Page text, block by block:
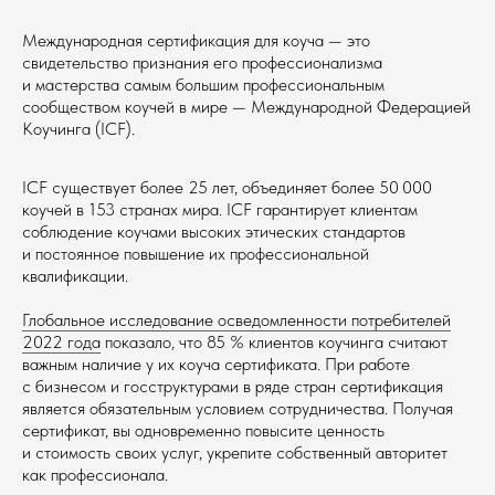
Международная сертификация для коуча — это
свидетельство признания его профессионализма
и мастерства самым большим профессиональным
сообществом коучей в мире — Международной Федерацией
Коучинга (ICF).
ICF существует более 25 лет, объединяет более 50 000
коучей в 153 странах мира. ICF гарантирует клиентам
соблюдение коучами высоких этических стандартов
и постоянное повышение их профессиональной
квалификации.
Глобальное исследование осведомленности потребителей
2022 года показало, что 85 % клиентов коучинга считают
важным наличие у их коуча сертификата. При работе
с бизнесом и госструктурами в ряде стран сертификация
является обязательным условием сотрудничества. Получая
сертификат, вы одновременно повысите ценность
и стоимость своих услуг, укрепите собственный авторитет
как профессионала.
136 000 ₽
СТАНДАРТ
Онлайн, 12 недель активной работы
8 модулей, состоящих из онлайн-
уроков и практикумов
12 демосессий
4 практикума
160 000 ₽
Подойдёт, если:
Хотите освоить профессию карьерного коуча
по стандартам ICF и получить системную
базу для практики
13 600 ₽/мес
Рассрочка без переплат
на срок до 10 месяцев
ТАРИФЫ
-15%